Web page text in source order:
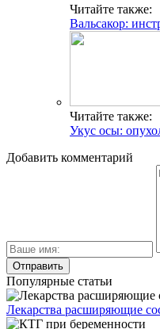
Читайте также:
Вальсакор:
Читайте также:
Укус осы:
Добавить комментарий
Популярные статьи
Лекарства расширяющие